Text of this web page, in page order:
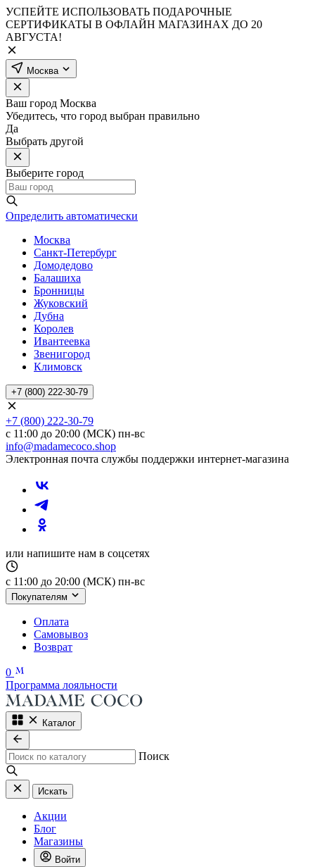
УСПЕЙТЕ ИСПОЛЬЗОВАТЬ ПОДАРОЧНЫЕ
СЕРТИФИКАТЫ В ОФЛАЙН МАГАЗИНАХ ДО 20
АВГУСТА!
Москва
Ваш город Москва
Убедитесь, что город выбран правильно
Да
Выбрать другой
Выберите город
Определить автоматически
Москва
Санкт-Петербург
Домодедово
Балашиха
Бронницы
Жуковский
Дубна
Королев
Ивантеевка
Звенигород
Климовск
+7 (800) 222-30-79
+7 (800) 222-30-79
с 11:00 до 20:00 (МСК) пн-вс
info@madamecoco.shop
Электронная почта службы поддержки интернет-магазина
или напишите нам в соцсетях
с 11:00 до 20:00 (МСК) пн-вс
Покупателям
Оплата
Самовывоз
Возврат
0
Программа лояльности
Каталог
Поиск
Искать
Акции
Блог
Магазины
Войти